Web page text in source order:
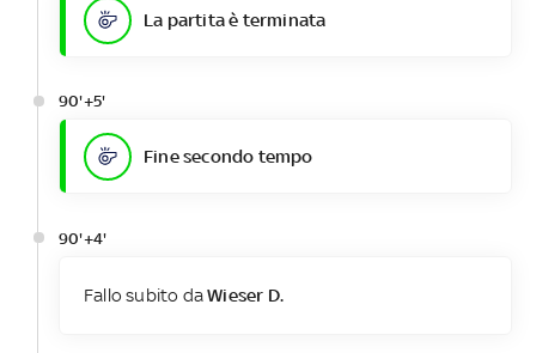
La partita è terminata
90'+5'
Fine secondo tempo
90'+4'
Fallo subito daWieser D.